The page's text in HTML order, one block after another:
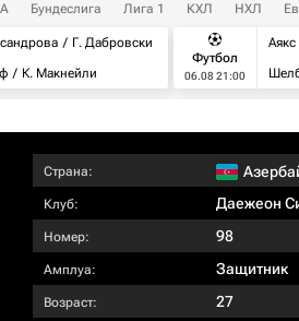
Бундеслига Лига 1 КХЛ НХЛ
Г. Дабровски
К. Макнейли
Футбол
06.08 21:00
Аякс
Страна:
Клуб: Даежеон
Номер: 98
Амплуа: Защитник
Возраст: 27